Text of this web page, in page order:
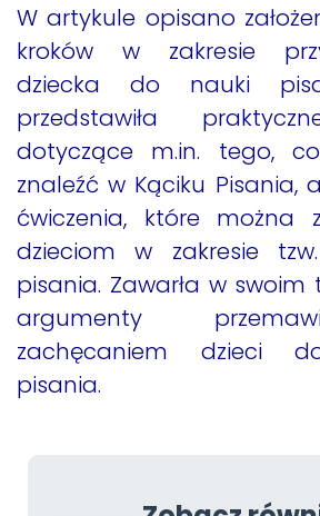
W artykule opisano
kroków w zakresie
dziecka do nauki
przedstawiła
dotyczące m.in. tego,
znaleźć w Kąciku Pisania,
ćwiczenia, które można
dzieciom w zakresie
pisania. Zawarła w swoim
argumenty
zachęcaniem dzieci
pisania.